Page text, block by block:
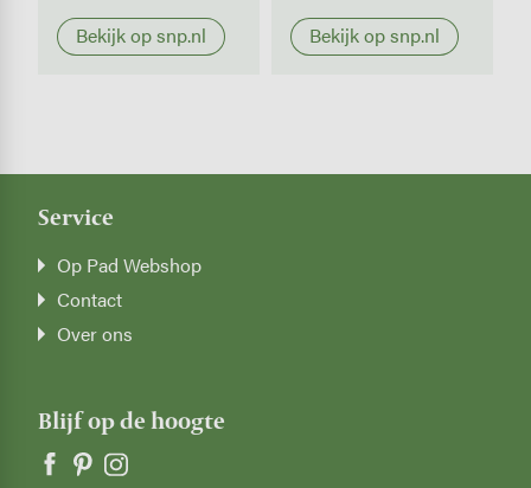
Bekijk op snp.nl
Bekijk op snp.nl
Service
Op Pad Webshop
Contact
Over ons
Blijf op de hoogte